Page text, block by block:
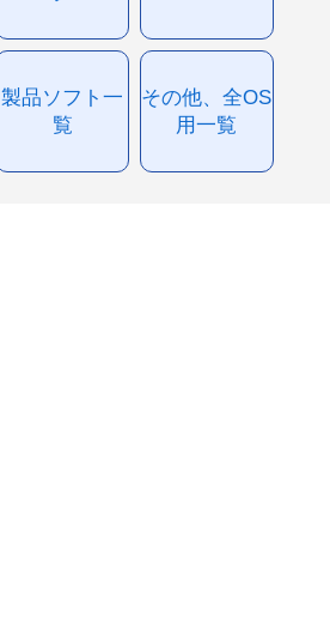
製品ソフト一
覧
その他、全OS
用一覧